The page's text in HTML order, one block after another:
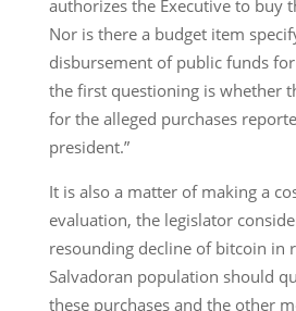
authorizes the Executive to buy
Nor is there a budget item
disbursement of public funds for
the first questioning is whether
for the alleged purchases
president.”
It is also a matter of making a
evaluation, the legislator
resounding decline of bitcoin in
Salvadoran population should
these purchases and the other